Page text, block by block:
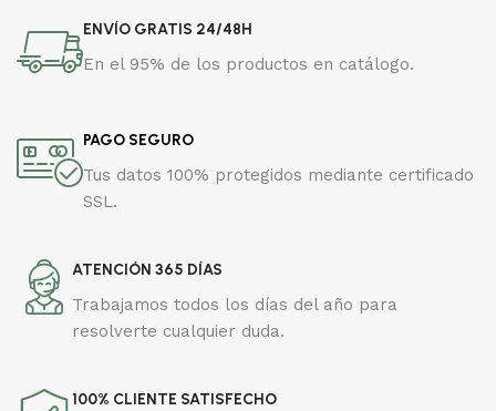
ENVÍO GRATIS 24/48H
En el 95% de los productos en catálogo.
PAGO SEGURO
Tus datos 100% protegidos mediante certificado
SSL.
ATENCIÓN 365 DÍAS
Trabajamos todos los días del año para
resolverte cualquier duda.
100% CLIENTE SATISFECHO